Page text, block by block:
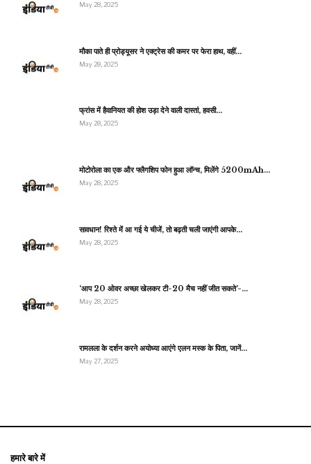
May 28, 2025
मौका पाते ही प्रोड्यूसर ने एक्ट्रेस की कमर पर फेरा हाथ, वहीं…
May 28, 2025
फ्रांस में हैवानियत की होश उड़ा देने वाली दास्तां, हवसी…
May 28, 2025
मोटोरोला का एक और फ्लैगशिप फोन हुआ लॉन्च, मिलेंगे 5200mAh…
May 28, 2025
सावधान! रिश्ते में आ गई ये चीजें, तो बढ़ती चली जाएंगी आपके…
May 28, 2025
‘आप 20 ओवर अच्छा खेलकर टी-20 मैच नहीं जीत सकते’-…
May 28, 2025
रामलला के दर्शन करने अयोध्या आएंगे एलन मस्क के पिता, जानें…
May 27, 2025
हमारे बारे में